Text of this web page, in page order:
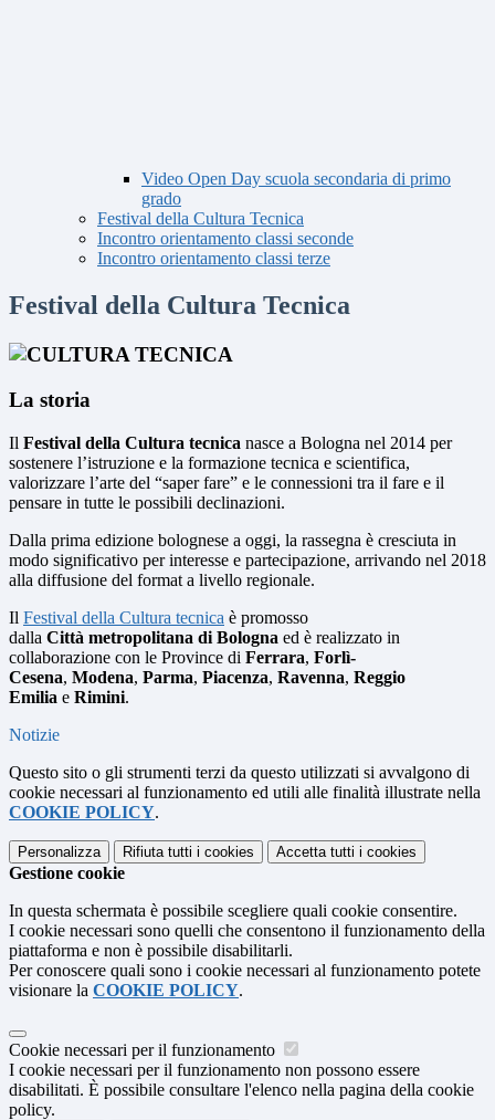
Video Open Day scuola secondaria di primo
grado
Festival della Cultura Tecnica
Incontro orientamento classi seconde
Incontro orientamento classi terze
Festival della Cultura Tecnica
La storia
Il Festival della Cultura tecnica nasce a Bologna nel 2014 per
sostenere l’istruzione e la formazione tecnica e scientifica,
valorizzare l’arte del “saper fare” e le connessioni tra il fare e il
pensare in tutte le possibili declinazioni.
Dalla prima edizione bolognese a oggi, la rassegna è cresciuta in
modo significativo per interesse e partecipazione, arrivando nel 2018
alla diffusione del format a livello regionale.
Il Festival della Cultura tecnica è promosso
dalla Città metropolitana di Bologna ed è realizzato in
collaborazione con le Province di Ferrara, Forlì-
Cesena, Modena, Parma, Piacenza, Ravenna, Reggio
Emilia e Rimini.
Notizie
Questo sito o gli strumenti terzi da questo utilizzati si avvalgono di
cookie necessari al funzionamento ed utili alle finalità illustrate nella
COOKIE POLICY.
Personalizza Rifiuta tutti i cookies Accetta tutti i cookies
Gestione cookie
In questa schermata è possibile scegliere quali cookie consentire.
I cookie necessari sono quelli che consentono il funzionamento della
piattaforma e non è possibile disabilitarli.
Per conoscere quali sono i cookie necessari al funzionamento potete
visionare la COOKIE POLICY.
Cookie necessari per il funzionamento
I cookie necessari per il funzionamento non possono essere
disabilitati. È possibile consultare l'elenco nella pagina della cookie
policy.